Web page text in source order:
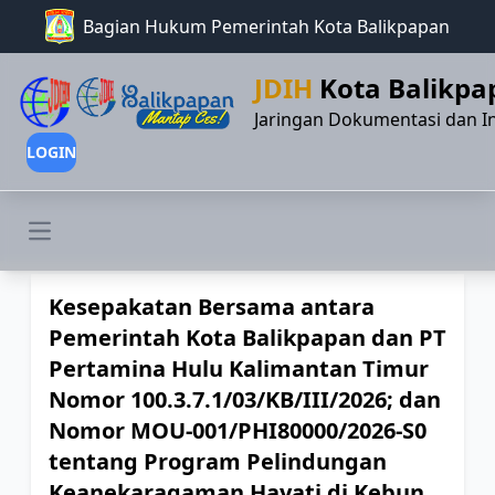
Bagian Hukum Pemerintah Kota Balikpapan
JDIH Kota
Jaringan Dokumentasi dan
LOGIN
Open main menu
Kesepakatan Bersama antara
Pemerintah Kota Balikpapan dan PT
Pertamina Hulu Kalimantan Timur
Nomor 100.3.7.1/03/KB/III/2026; dan
Nomor MOU-001/PHI80000/2026-S0
tentang Program Pelindungan